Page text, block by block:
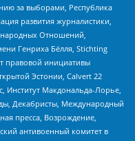
за выборами, Республика
развития журналистики,
Отношений,
Генриха Бёлля, Stichting
правовой инициативы
Эстонии, Calvert 22
Институт Макдональда-Лорье,
Декабристы, Международный
пресса, Возрождение,
антивоенный комитет в